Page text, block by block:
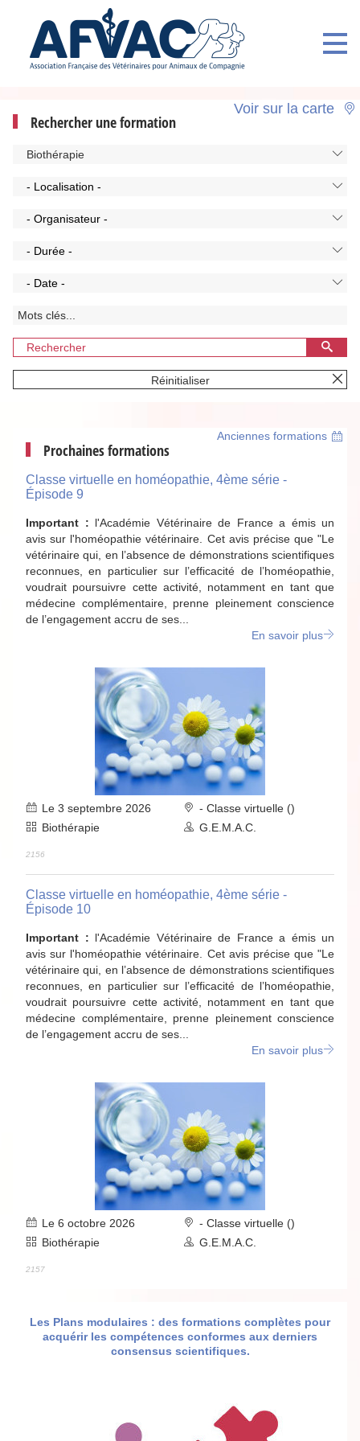
Rechercher une formation
Voir sur la carte
Biothérapie
- Localisation -
- Organisateur -
- Durée -
- Date -
Rechercher
Réinitialiser
Prochaines formations
Anciennes formations
Classe virtuelle en homéopathie, 4ème série -
Épisode 9
Important : l'Académie Vétérinaire de France a émis un
avis sur l'homéopathie vétérinaire. Cet avis précise que "Le
vétérinaire qui, en l’absence de démonstrations scientifiques
reconnues, en particulier sur l’efficacité de l’homéopathie,
voudrait poursuivre cette activité, notamment en tant que
médecine complémentaire, prenne pleinement conscience
de l’engagement accru de ses...
En savoir plus
Le 3 septembre 2026
- Classe virtuelle ()
Biothérapie
G.E.M.A.C.
2156
Classe virtuelle en homéopathie, 4ème série -
Épisode 10
Important : l'Académie Vétérinaire de France a émis un
avis sur l'homéopathie vétérinaire. Cet avis précise que "Le
vétérinaire qui, en l’absence de démonstrations scientifiques
reconnues, en particulier sur l’efficacité de l’homéopathie,
voudrait poursuivre cette activité, notamment en tant que
médecine complémentaire, prenne pleinement conscience
de l’engagement accru de ses...
En savoir plus
Le 6 octobre 2026
- Classe virtuelle ()
Biothérapie
G.E.M.A.C.
2157
Les Plans modulaires : des formations complètes pour
acquérir les compétences conformes aux derniers
consensus scientifiques.